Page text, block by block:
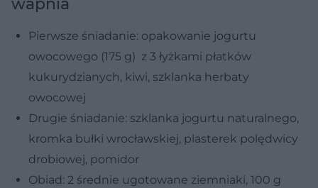
wapnia
Pierwsze śniadanie: opakowanie jogurtu
owocowego (175 g) z 3 łyżkami płatków
kukurydzianych, kiwi, szklanka herbaty
owocowej
Drugie śniadanie: szklanka jogurtu naturalnego,
kromka bułki wrocławskiej, plasterek polędwicy
drobiowej, pomidor
Obiad: 2 średnie ugotowane ziemniaki, 100 g